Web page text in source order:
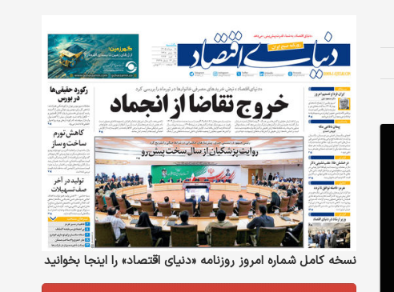
نسخه کامل شماره امروز روزنامه «دنیای‌ اقتصاد» را اینجا بخوانید